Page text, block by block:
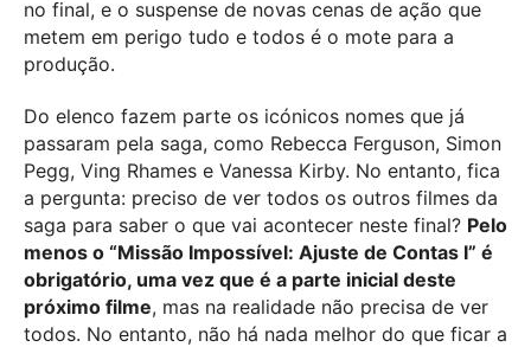
no final, e o suspense de novas cenas de ação que
metem em perigo tudo e todos é o mote para a
produção.
Do elenco fazem parte os icónicos nomes que já
passaram pela saga, como Rebecca Ferguson, Simon
Pegg, Ving Rhames e Vanessa Kirby. No entanto, fica
a pergunta: preciso de ver todos os outros filmes da
saga para saber o que vai acontecer neste final? Pelo
menos o “Missão Impossível: Ajuste de Contas I” é
obrigatório, uma vez que é a parte inicial deste
próximo filme, mas na realidade não precisa de ver
todos. No entanto, não há nada melhor do que ficar a